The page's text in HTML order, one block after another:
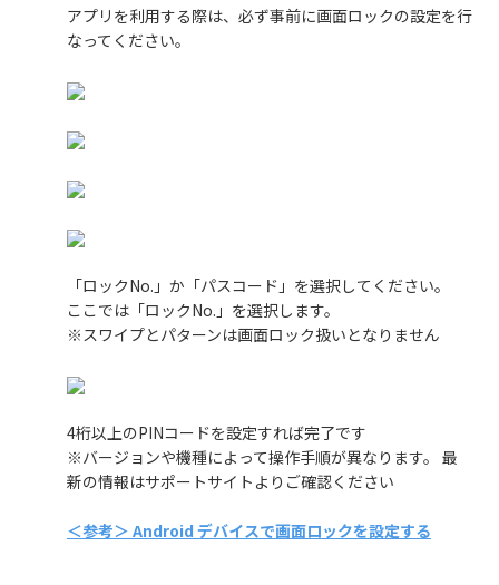
アプリを利用する際は、必ず事前に画面ロックの設定を行
なってください。
「ロックNo.」か「パスコード」を選択してください。
ここでは「ロックNo.」を選択します。
※スワイプとパターンは画面ロック扱いとなりません
4桁以上のPINコードを設定すれば完了です
※バージョンや機種によって操作手順が異なります。 最
新の情報はサポートサイトよりご確認ください
＜参考＞ Android デバイスで画面ロックを設定する